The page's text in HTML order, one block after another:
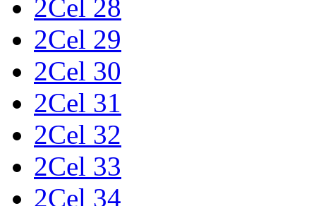
2Cel 28
2Cel 29
2Cel 30
2Cel 31
2Cel 32
2Cel 33
2Cel 34